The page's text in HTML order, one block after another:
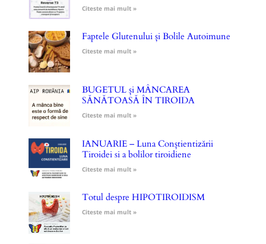
Citeste mai mult »
Faptele Glutenului și Bolile Autoimune
Citeste mai mult »
BUGETUL și MÂNCAREA
SĂNĂTOASĂ ÎN TIROIDA
Citeste mai mult »
IANUARIE – Luna Conștientizării
Tiroidei si a bolilor tiroidiene
Citeste mai mult »
Totul despre HIPOTIROIDISM
Citeste mai mult »